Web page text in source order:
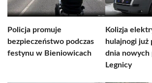
Policja promuje
bezpieczeństwo podczas
festynu w Bieniowicach
Kolizja
hulajnogi już
dnia nowych
Legnicy